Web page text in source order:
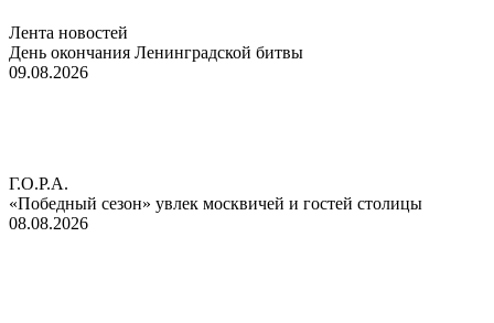
Лента новостей
День окончания Ленинградской битвы
09.08.2026
Г.О.Р.А.
«Победный сезон» увлек москвичей и гостей столицы
08.08.2026